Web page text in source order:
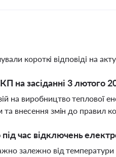
короткі відповіді на
на засіданні 3 лютого
на виробництво теплової
внесення змін до правил
час відключень
залежно від температури